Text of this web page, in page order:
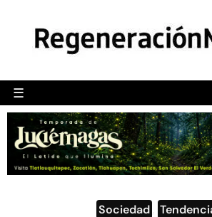
☰
POLÍTICA
CAMALEÓN
OPINIÓN
DEPORTES
ENGLISH SECTION
Sociedad